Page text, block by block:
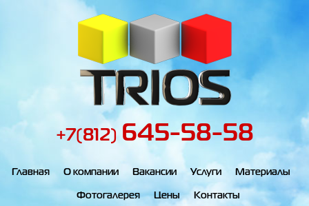
+7(812) 645-58-58
Главная О компании Вакансии Услуги Материалы
Фотогалерея Цены Контакты